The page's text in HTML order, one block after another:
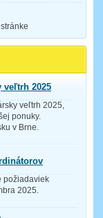
veľtrh 2025
veľtrh 2025,
ponuky.
v Brne.
požiadaviek
2025.